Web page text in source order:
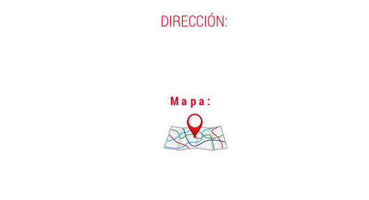
DIRECCIÓN:
Mapa: